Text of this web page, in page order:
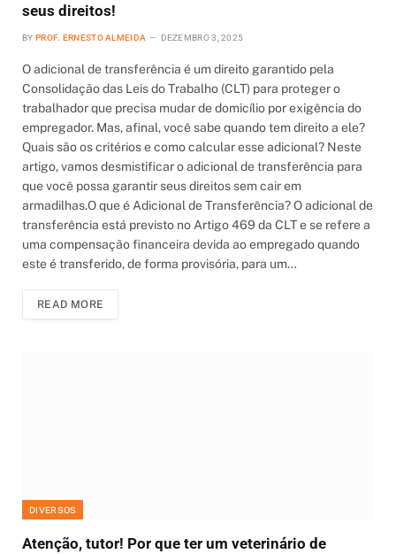
seus direitos!
BY PROF. ERNESTO ALMEIDA DEZEMBRO 3, 2025
O adicional de transferência é um direito garantido pela
Consolidação das Leis do Trabalho (CLT) para proteger o
trabalhador que precisa mudar de domicílio por exigência do
empregador. Mas, afinal, você sabe quando tem direito a ele?
Quais são os critérios e como calcular esse adicional? Neste
artigo, vamos desmistificar o adicional de transferência para
que você possa garantir seus direitos sem cair em
armadilhas.O que é Adicional de Transferência? O adicional de
transferência está previsto no Artigo 469 da CLT e se refere a
uma compensação financeira devida ao empregado quando
este é transferido, de forma provisória, para um…
READ MORE
DIVERSOS
Atenção, tutor! Por que ter um veterinário de